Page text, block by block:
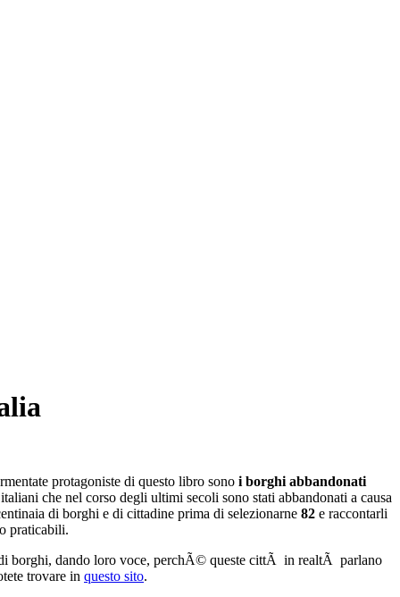
protagoniste di questo libro sono i borghi abbandonati
che nel corso degli ultimi secoli sono stati abbandonati a causa
di borghi e di cittadine prima di selezionarne 82 e raccontarli
praticabili.
borghi, dando loro voce, perchÃ© queste cittÃ in realtÃ parlano
trovare in questo sito.